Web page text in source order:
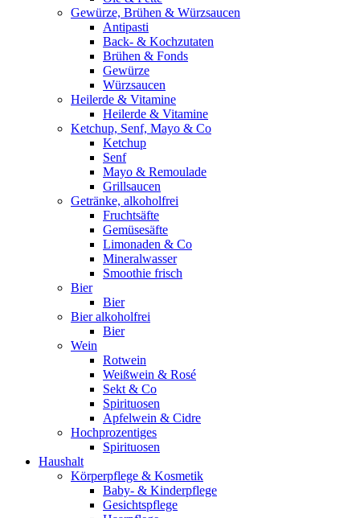
Gewürze, Brühen & Würzsaucen
Antipasti
Back- & Kochzutaten
Brühen & Fonds
Gewürze
Würzsaucen
Heilerde & Vitamine
Heilerde & Vitamine
Ketchup, Senf, Mayo & Co
Ketchup
Senf
Mayo & Remoulade
Grillsaucen
Getränke, alkoholfrei
Fruchtsäfte
Gemüsesäfte
Limonaden & Co
Mineralwasser
Smoothie frisch
Bier
Bier
Bier alkoholfrei
Bier
Wein
Rotwein
Weißwein & Rosé
Sekt & Co
Spirituosen
Apfelwein & Cidre
Hochprozentiges
Spirituosen
Haushalt
Körperpflege & Kosmetik
Baby- & Kinderpflege
Gesichtspflege